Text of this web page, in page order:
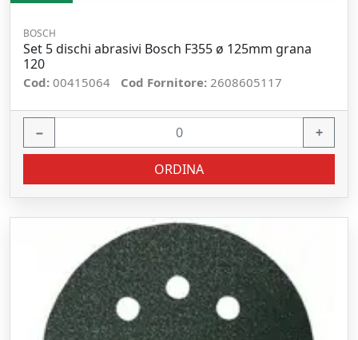
BOSCH
Set 5 dischi abrasivi Bosch F355 ø 125mm grana
120
Cod: 00415064 Cod Fornitore: 2608605117
− +
ORDINA